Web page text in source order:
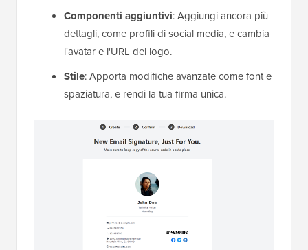
Componenti aggiuntivi: Aggiungi ancora più
dettagli, come profili di social media, e cambia
l'avatar e l'URL del logo.
Stile: Apporta modifiche avanzate come font e
spaziatura, e rendi la tua firma unica.